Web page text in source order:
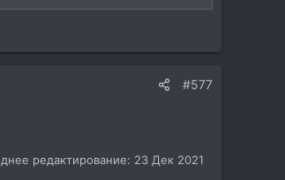
#577
редактирование: 23 Дек 2021